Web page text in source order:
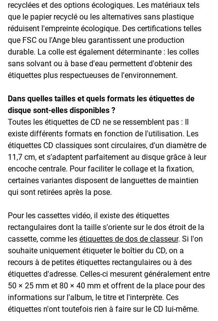
recyclées et des options écologiques. Les matériaux tels
que le papier recyclé ou les alternatives sans plastique
réduisent l'empreinte écologique. Des certifications telles
que FSC ou l'Ange bleu garantissent une production
durable. La colle est également déterminante : les colles
sans solvant ou à base d'eau permettent d'obtenir des
étiquettes plus respectueuses de l'environnement.
Dans quelles tailles et quels formats les étiquettes de
disque sont-elles disponibles ?
Toutes les étiquettes de CD ne se ressemblent pas : Il
existe différents formats en fonction de l'utilisation. Les
étiquettes CD classiques sont circulaires, d'un diamètre de
11,7 cm, et s'adaptent parfaitement au disque grâce à leur
encoche centrale. Pour faciliter le collage et la fixation,
certaines variantes disposent de languettes de maintien
qui sont retirées après la pose.
Pour les cassettes vidéo, il existe des étiquettes
rectangulaires dont la taille s'oriente sur le dos étroit de la
cassette, comme les étiquettes de dos de classeur. Si l'on
souhaite uniquement étiqueter le boîtier du CD, on a
recours à de petites étiquettes rectangulaires ou à des
étiquettes d'adresse. Celles-ci mesurent généralement entre
50 × 25 mm et 80 × 40 mm et offrent de la place pour des
informations sur l'album, le titre et l'interprète. Ces
étiquettes n'ont toutefois rien à faire sur le CD lui-même.